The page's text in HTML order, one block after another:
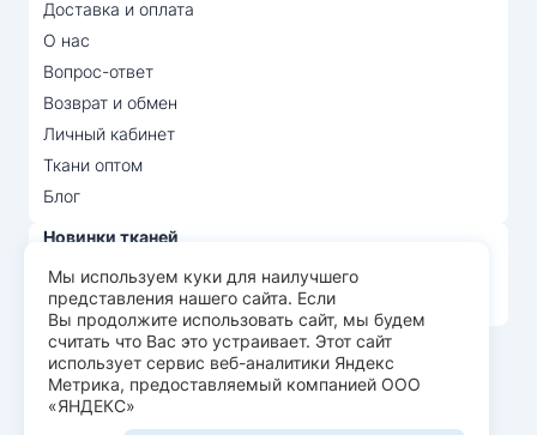
Доставка и оплата
О нас
Вопрос-ответ
Возврат и обмен
Личный кабинет
Ткани оптом
Блог
Новинки тканей
Распродажа тканей
Лидеры продаж
© Арт Текс — продажа тканей оптом, 2026
Пользовательское соглашение
Мы используем куки для наилучшего
представления нашего сайта. Если
Вы продолжите использовать сайт, мы будем
считать что Вас это устраивает. Этот сайт
использует сервис веб-аналитики Яндекс
Метрика, предоставляемый компанией ООО
«ЯНДЕКС»